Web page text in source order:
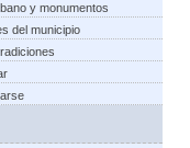
y monumentos
del municipio